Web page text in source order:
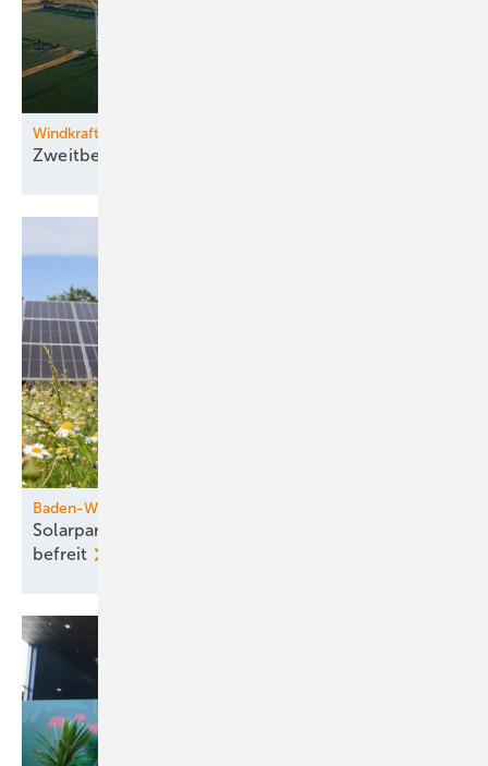
Windkraftzubau
Zweitbestes
Baden-Württemberg
Solarparks ohne Speicher von Baugenehmigung
befreit